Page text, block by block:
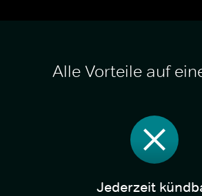
Alle Vorteile auf
Jederzeit